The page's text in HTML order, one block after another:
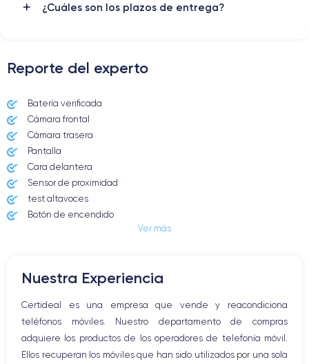
¿Cuáles son los plazos de entrega?
Reporte del experto
Batería verificada
Cámara frontal
Cámara trasera
Pantalla
Cara delantera
Sensor de proximidad
test altavoces
Botón de encendido
Altavoz
Botón Inicio
Bluetooth
WiFi
Red móvil
Ver más
Nuestra Experiencia
Certideal es una empresa que vende y reacondiciona
teléfonos móviles. Nuestro departamento de compras
adquiere los productos de los operadores de telefonía móvil.
Ellos recuperan los móviles que han sido utilizados por una sola